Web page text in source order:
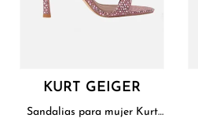
KURT GEIGER
Sandalias para mujer Kurt